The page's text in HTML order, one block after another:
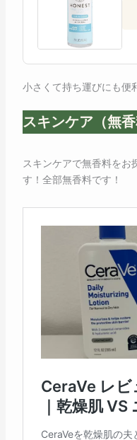
小さくて持ち運びにも便
スキンケア（無香
スキンケアで無香料を
す！全部無香料です！